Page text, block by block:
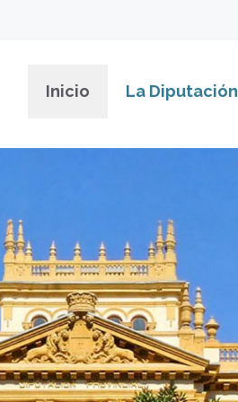
Inicio La Diputación